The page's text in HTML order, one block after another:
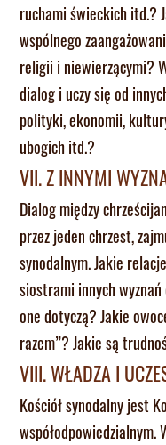
ruchami świeckich itd.?
wspólnego
religii i niewierzącymi?
dialog i uczy się od
polityki, ekonomii,
ubogich itd.?
VII. Z INNYMI
Dialog między
przez jeden chrzest,
synodalnym. Jakie
siostrami innych
one dotyczą? Jakie
razem”? Jakie są
VIII. WŁADZA I
Kościół synodalny jest
współodpowiedzialnym.